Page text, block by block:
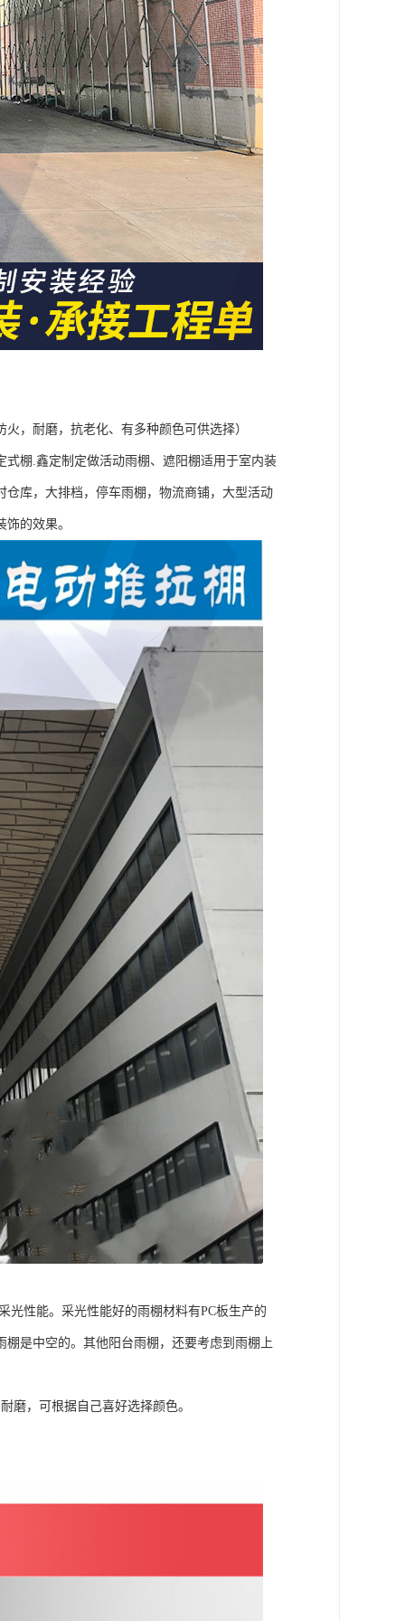
，耐磨，抗老化、有多种颜色可供选择）
棚.鑫定制定做活动雨棚、遮阳棚适用于室内装
库，大排档，停车雨棚，物流商铺，大型活动
的效果。
光性能。采光性能好的雨棚材料有PC板生产的
是中空的。其他阳台雨棚，还要考虑到雨棚上
磨，可根据自己喜好选择颜色。